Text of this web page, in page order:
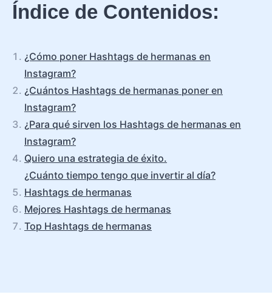
Índice de Contenidos:
¿Cómo poner Hashtags de hermanas en
Instagram?
¿Cuántos Hashtags de hermanas poner en
Instagram?
¿Para qué sirven los Hashtags de hermanas en
Instagram?
Quiero una estrategia de éxito.
¿Cuánto tiempo tengo que invertir al día?
Hashtags de hermanas
Mejores Hashtags de hermanas
Top Hashtags de hermanas